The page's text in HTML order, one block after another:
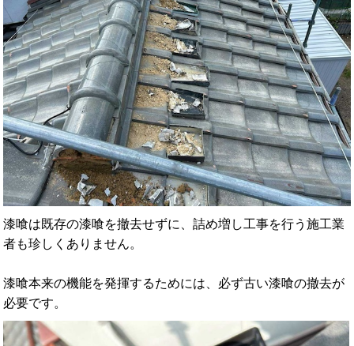
漆喰は既存の漆喰を撤去せずに、詰め増し工事を行う施工業
者も珍しくありません。
漆喰本来の機能を発揮するためには、必ず古い漆喰の撤去が
必要です。